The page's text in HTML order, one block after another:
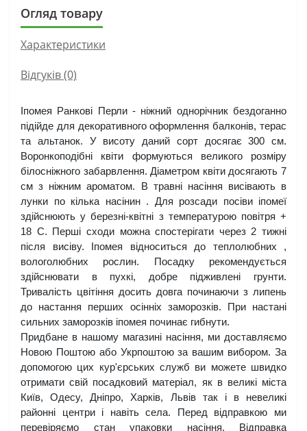
Огляд товару
Характеристики
Відгуків (0)
Іпомея Ранкові Перли - ніжний однорічник бездоганно
підійде для декоративного оформлення балконів, терас
та альтанок. У висоту даний сорт досягає 300 см.
Воронкоподібні квіти формуються великого розміру
білосніжного забарвлення. Діаметром квіти досягають 7
см з ніжним ароматом. В травні насіння висівають в
лунки по кілька насінин . Для розсади посіви іпомеї
здійснюють у березні-квітні з температурою повітря +
18 С. Перші сходи можна спостерігати через 2 тижні
після висіву. Іпомея відноситься до теплолюбних ,
вологолюбних рослин. Посадку рекомендується
здійснювати в пухкі, добре підживлені грунти.
Тривалість цвітіння досить довга починаючи з липень
до настання перших осінніх заморозків. При настані
сильних заморозків іпомея починає гибнути.
Придбане в нашому магазині насіння, ми доставляємо
Новою Поштою або Укрпоштою за вашим вибором. За
допомогою цих кур'єрських служб ви можете швидко
отримати свій посадковий матеріал, як в великі міста
Київ, Одесу, Дніпро, Харків, Львів так і в невеликі
районні центри і навіть села. Перед відправкою ми
перевіряємо стан упаковки насіння. Відправка